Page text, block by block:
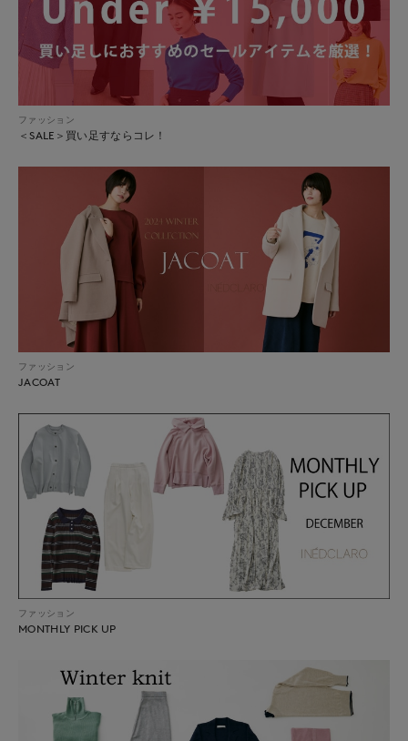
ファッション
＜SALE＞買い足すならコレ！
ファッション
JACOAT
ファッション
MONTHLY PICK UP